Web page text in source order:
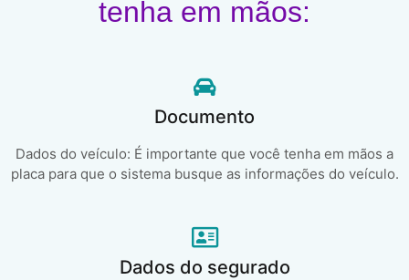
tenha em mãos:
Documento
Dados do veículo: É importante que você tenha em mãos a
placa para que o sistema busque as informações do veículo.
Dados do segurado